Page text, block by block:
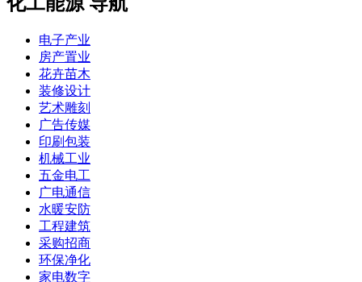
电子产业
房产置业
花卉苗木
装修设计
艺术雕刻
广告传媒
印刷包装
机械工业
五金电工
广电通信
水暖安防
工程建筑
采购招商
环保净化
家电数字